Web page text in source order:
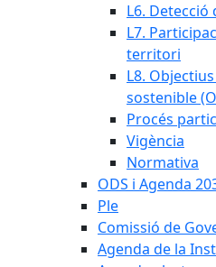
L6. Detecció
L7.
territori
L8.
sostenible
Procés
Vigència
Normativa
ODS i Agenda
Ple
Comissió de
Agenda de la